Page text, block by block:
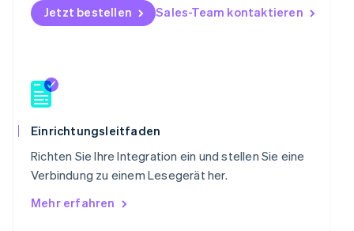
Jetzt bestellen Sales-Team kontaktieren
Einrichtungsleitfaden
Richten Sie Ihre Integration ein und stellen Sie eine
Verbindung zu einem Lesegerät her.
Mehr erfahren
Portugal
PortuguêsEnglish
Svenska
Singapur
English 简体中文
Slowakei
English
Slowenien